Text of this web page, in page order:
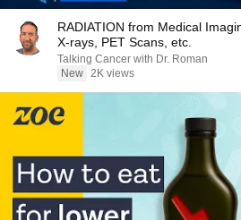
RADIATION from Medical
X-rays, PET Scans, etc.
Talking Cancer with Dr. Roman
New 2K views